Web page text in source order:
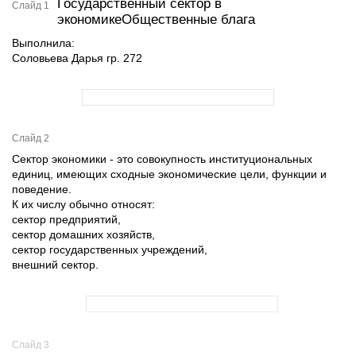
Слайд 1
Государственный сектор в
экономикеОбщественные блага
Выполнила:
Соловьева Дарья гр. 272
Слайд 2
Сектор экономики - это совокупность институциональных
единиц, имеющих сходные экономические цели, функции и
поведение.
К их числу обычно относят:
сектор предприятий,
сектор домашних хозяйств,
сектор государственных учреждений,
внешний сектор.
Слайд 3